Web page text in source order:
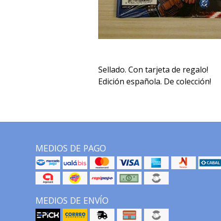
Sellado. Con tarjeta de regalo!
Edición española. De colección!
MEDIOS DE PAGO
MEDIOS DE ENVÍO